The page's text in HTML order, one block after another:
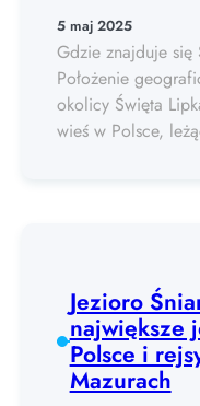
5 maj 2025
Gdzie znajduje się
Położenie
okolicy Święta
wieś w Polsce,
Jezioro
największe
Polsce i
Mazurach